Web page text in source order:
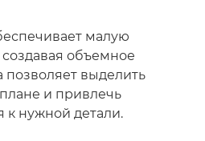
малую
создавая объемное
выделить
и привлечь
к нужной детали.